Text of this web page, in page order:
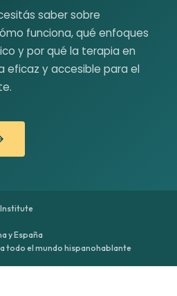
saber sobre
funciona, qué enfoques
y por qué la terapia en
eficaz y accesible para el
Institute
y España
todo el mundo hispanohablante